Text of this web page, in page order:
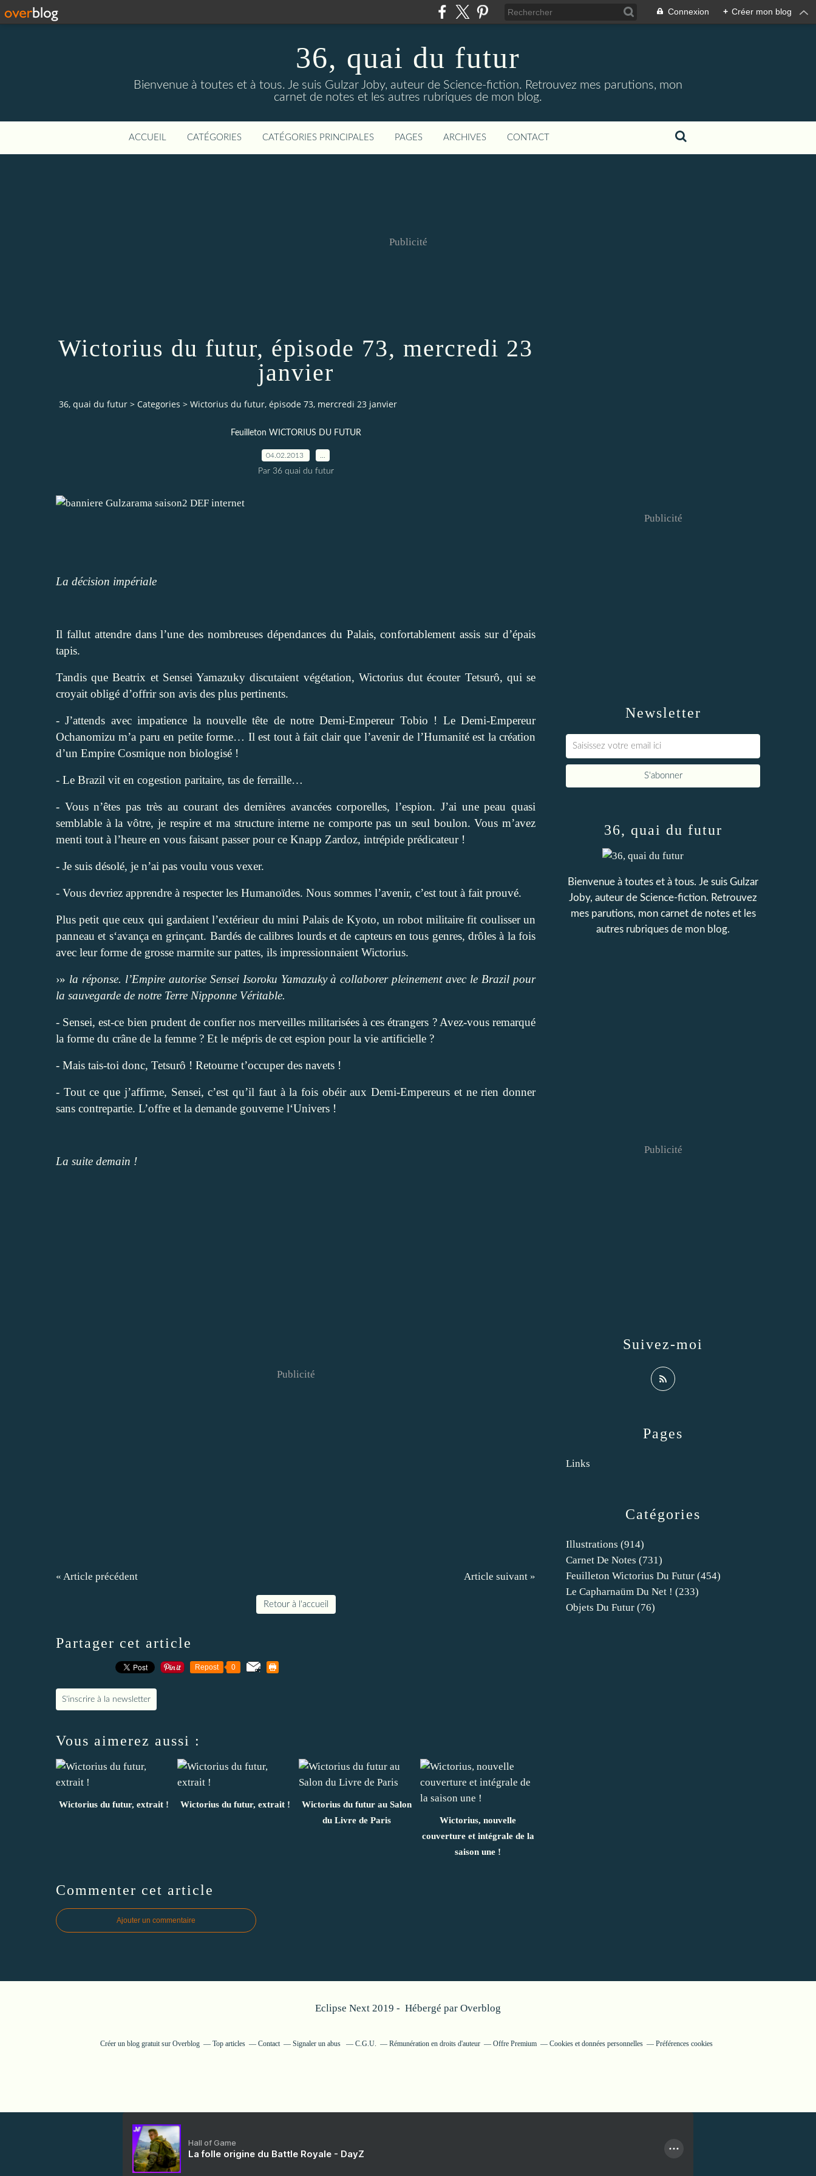
Connexion + Créer mon blog
36, quai du futur
Bienvenue à toutes et à tous. Je suis Gulzar Joby, auteur de Science-fiction. Retrouvez mes parutions, mon
carnet de notes et les autres rubriques de mon blog.
ACCUEIL CATÉGORIES CATÉGORIES PRINCIPALES PAGES ARCHIVES CONTACT
Publicité
Wictorius du futur, épisode 73, mercredi 23
janvier
36, quai du futur > Categories > Wictorius du futur, épisode 73, mercredi 23 janvier
Feuilleton WICTORIUS DU FUTUR
04.02.2013
Par 36 quai du futur
La décision impériale
Il fallut attendre dans l’une des nombreuses dépendances du Palais, confortablement assis sur d’épais
tapis.
Tandis que Beatrix et Sensei Yamazuky discutaient végétation, Wictorius dut écouter Tetsurô, qui se
croyait obligé d’offrir son avis des plus pertinents.
- J’attends avec impatience la nouvelle tête de notre Demi-Empereur Tobio ! Le Demi-Empereur
Ochanomizu m’a paru en petite forme… Il est tout à fait clair que l’avenir de l’Humanité est la création
d’un Empire Cosmique non biologisé !
- Le Brazil vit en cogestion paritaire, tas de ferraille…
- Vous n’êtes pas très au courant des dernières avancées corporelles, l’espion. J’ai une peau quasi
semblable à la vôtre, je respire et ma structure interne ne comporte pas un seul boulon. Vous m’avez
menti tout à l’heure en vous faisant passer pour ce Knapp Zardoz, intrépide prédicateur !
- Je suis désolé, je n’ai pas voulu vous vexer.
- Vous devriez apprendre à respecter les Humanoïdes. Nous sommes l’avenir, c’est tout à fait prouvé.
Plus petit que ceux qui gardaient l’extérieur du mini Palais de Kyoto, un robot militaire fit coulisser un
panneau et s‘avança en grinçant. Bardés de calibres lourds et de capteurs en tous genres, drôles à la fois
avec leur forme de grosse marmite sur pattes, ils impressionnaient Wictorius.
›» la réponse. l’Empire autorise Sensei Isoroku Yamazuky à collaborer pleinement avec le Brazil pour
la sauvegarde de notre Terre Nipponne Véritable.
- Sensei, est-ce bien prudent de confier nos merveilles militarisées à ces étrangers ? Avez-vous remarqué
la forme du crâne de la femme ? Et le mépris de cet espion pour la vie artificielle ?
- Mais tais-toi donc, Tetsurô ! Retourne t’occuper des navets !
- Tout ce que j’affirme, Sensei, c’est qu’il faut à la fois obéir aux Demi-Empereurs et ne rien donner
sans contrepartie. L’offre et la demande gouverne l‘Univers !
La suite demain !
Publicité
« Article précédent Article suivant »
Retour à l'accueil
Partager cet article
Repost 0
S'inscrire à la newsletter
Vous aimerez aussi :
Wictorius du futur, extrait ! Wictorius du futur, extrait !
Wictorius du futur au Salon
du Livre de Paris
Wictorius, nouvelle
couverture et intégrale de la
saison une !
Commenter cet article
Ajouter un commentaire
Newsletter
Publicité
Catégories
Illustrations (914)
Carnet De Notes (731)
Feuilleton Wictorius Du Futur (454)
Le Capharnaüm Du Net ! (233)
Objets Du Futur (76)
Pages
Links
36, quai du futur
Bienvenue à toutes et à tous. Je suis Gulzar
Joby, auteur de Science-fiction. Retrouvez
mes parutions, mon carnet de notes et les
autres rubriques de mon blog.
Suivez-moi
Publicité
Eclipse Next 2019 - Hébergé par Overblog
Créer un blog gratuit sur Overblog Top articles Contact Signaler un abus C.G.U. Rémunération en droits d'auteur Offre Premium Cookies et données personnelles Préférences cookies
Hall of Game
La folle origine du Battle Royale - DayZ